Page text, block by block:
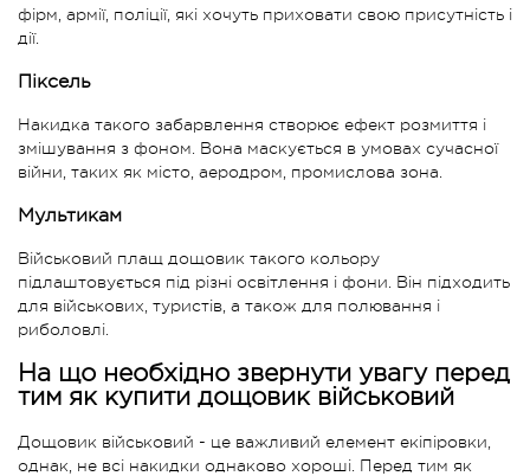
фірм, армії, поліції, які хочуть приховати свою присутність і
дії.
Піксель
Накидка такого забарвлення створює ефект розмиття і
змішування з фоном. Вона маскується в умовах сучасної
війни, таких як місто, аеродром, промислова зона.
Мультикам
Військовий плащ дощовик такого кольору
підлаштовується під різні освітлення і фони. Він підходить
для військових, туристів, а також для полювання і
риболовлі.
На що необхідно звернути увагу перед
тим як купити дощовик військовий
Дощовик військовий - це важливий елемент екіпіровки,
однак, не всі накидки однаково хороші. Перед тим як